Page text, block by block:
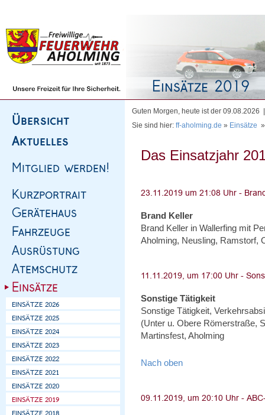
Guten Morgen, heute ist der
Sie sind hier: ff-aholming.de » Einsätze
Das Einsatzjahr
Brand Keller
Brand Keller in Wallerfing mit
Aholming, Neusling, Ramstorf,
Sonstige Tätigkeit
Sonstige Tätigkeit,
(Unter u. Obere Römerstraße,
Martinsfest, Aholming
Nach oben